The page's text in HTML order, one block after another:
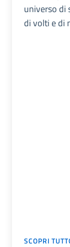
universo di
di volti e di
SCOPRI